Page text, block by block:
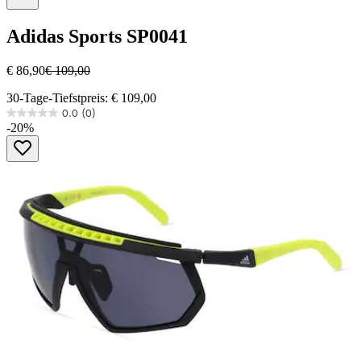
Adidas Sports SP0041
€ 86,90€ 109,00
30-Tage-Tiefstpreis: € 109,00
0.0 (0)
0.0
von
Sternen.
-20%